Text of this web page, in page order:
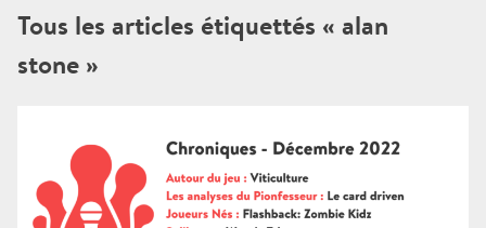
Tous les articles étiquettés « alan
stone »